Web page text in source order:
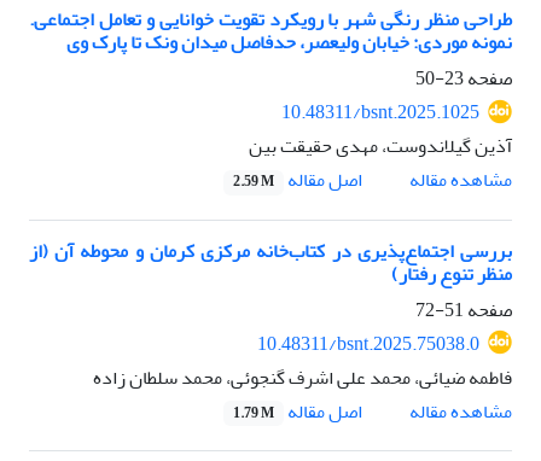
طراحی منظر رنگی شهر با رویکرد تقویت خوانایی و تعامل اجتماعی.
نمونه موردی: خیابان ولیعصر، حدفاصل میدان ونک تا پارک وی
صفحه23-50
10.48311/bsnt.2025.1025
آذین گیلاندوست، مهدی حقیقت بین
مشاهده مقاله
اصل مقاله 2.59 M
بررسی اجتماع‌پذیری در کتاب‌خانه مرکزی کرمان و محوطه آن (از
منظر تنوع رفتار)
صفحه51-72
10.48311/bsnt.2025.75038.0
فاطمه ضیائی، محمد علی اشرف گنجوئی، محمد سلطان زاده
مشاهده مقاله
اصل مقاله 1.79 M